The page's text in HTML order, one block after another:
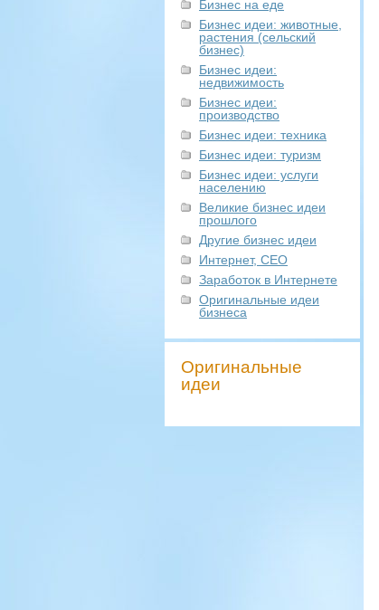
Бизнес на еде
Бизнес идеи: животные,
растения (сельский
бизнес)
Бизнес идеи:
недвижимость
Бизнес идеи:
производство
Бизнес идеи: техника
Бизнес идеи: туризм
Бизнес идеи: услуги
населению
Великие бизнес идеи
прошлого
Другие бизнес идеи
Интернет, СЕО
Заработок в Интернете
Оригинальные идеи
бизнеса
Оригинальные
идеи